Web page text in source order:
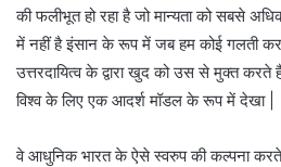
की फलीभूत हो रहा है जो मान्यता को सबसे
में नहीं है इंसान के रूप में जब हम कोई गलती
उत्तरदायित्व के द्वारा खुद को उस से मुक्त
विश्व के लिए एक आदर्श मॉडल के रूप में देखा |
वे आधुनिक भारत के ऐसे स्वरुप की कल्पना